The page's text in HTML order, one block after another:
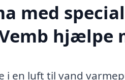
med
hjælpe
i en luft til vand